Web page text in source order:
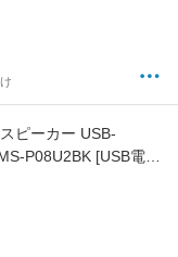
ピーカー USB-
P08U2BK [USB電源